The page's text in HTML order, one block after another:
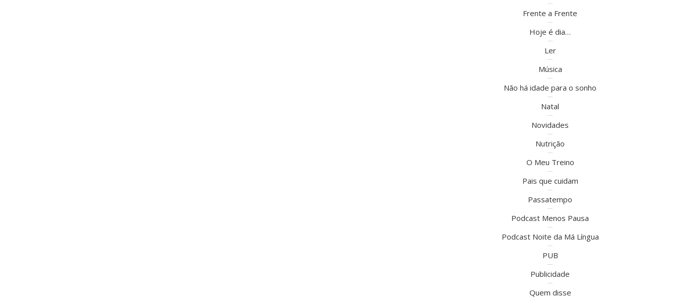
Frente a Frente
Hoje é dia…
Ler
Música
Não há idade para o sonho
Natal
Novidades
Nutrição
O Meu Treino
Pais que cuidam
Passatempo
Podcast Menos Pausa
Podcast Noite da Má Língua
PUB
Publicidade
Quem disse